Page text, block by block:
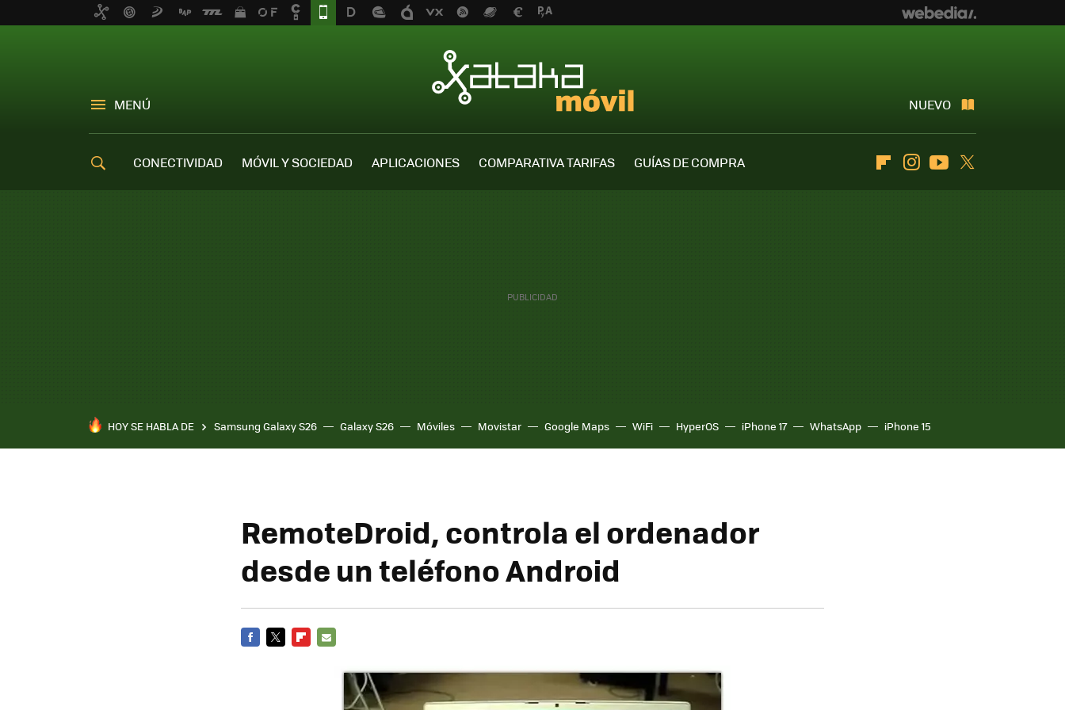
MENÚ NUEVO
CONECTIVIDAD MÓVIL Y SOCIEDAD APLICACIONES COMPARATIVA TARIFAS
GUÍAS DE COMPRA
FlipboardInstagramYoutube
HOY SE HABLA DE Samsung Galaxy S26 Galaxy S26 Móviles Movistar Google Maps WiFi HyperOS iPhone 17 WhatsApp iPhone 15
RemoteDroid, controla el ordenador
desde un teléfono Android